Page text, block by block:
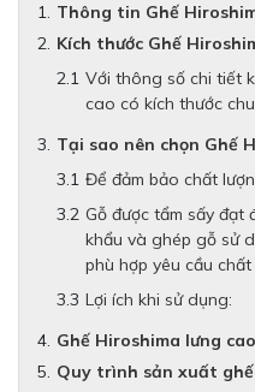
Thông tin Ghế
Kích thước Ghế
Với thông số chi tiết
cao có kích thước
Tại sao nên chọn Ghế
Để đảm bảo chất
Gỗ được tẩm sấy đạt
khẩu và ghép gỗ sử
phù hợp yêu cầu
Lợi ích khi sử dụng:
Ghế Hiroshima lưng
Quy trình sản xuất